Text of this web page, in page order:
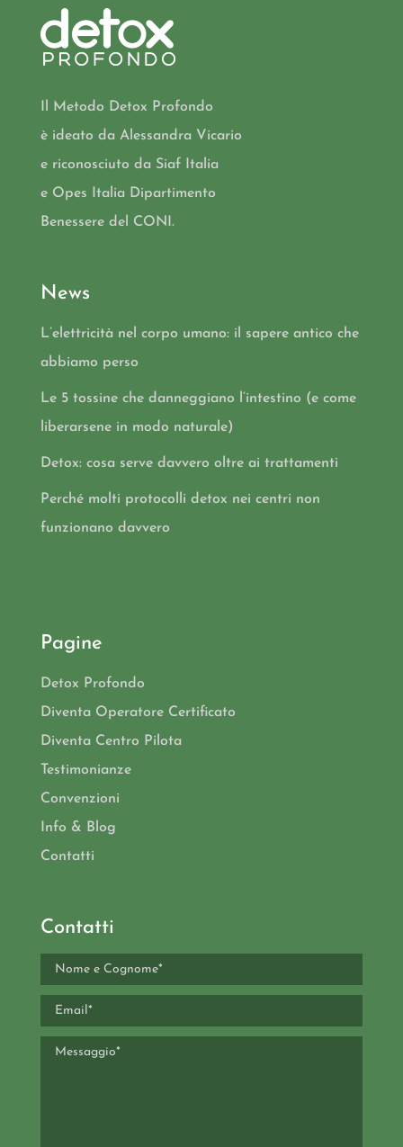
Il Metodo Detox Profondo
è ideato da Alessandra Vicario
e riconosciuto da Siaf Italia
e Opes Italia Dipartimento
Benessere del CONI.
News
L’elettricità nel corpo umano: il sapere antico che
abbiamo perso
Le 5 tossine che danneggiano l’intestino (e come
liberarsene in modo naturale)
Detox: cosa serve davvero oltre ai trattamenti
Perché molti protocolli detox nei centri non
funzionano davvero
Pagine
Detox Profondo
Diventa Operatore Certificato
Diventa Centro Pilota
Testimonianze
Convenzioni
Info & Blog
Contatti
Contatti